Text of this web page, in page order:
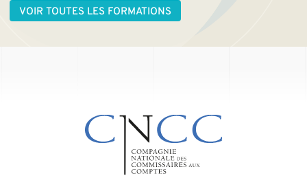
VOIR TOUTES LES FORMATIONS